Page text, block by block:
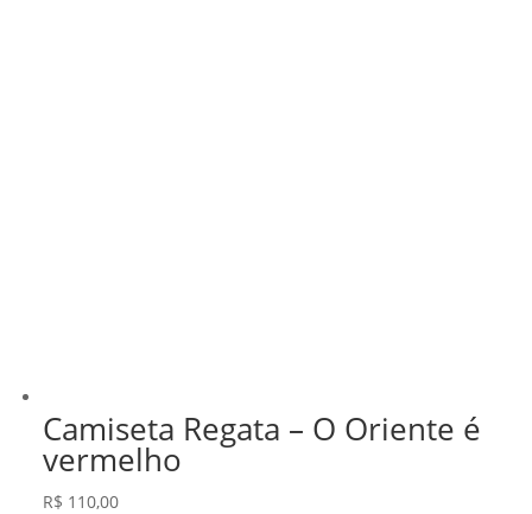
Camiseta Regata – O Oriente é
vermelho
R$ 110,00